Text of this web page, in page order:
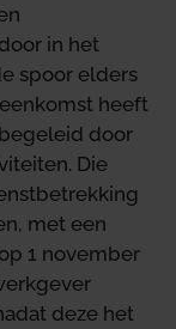
in het
spoor elders
heeft
door
Die
met een
1 november
deze het